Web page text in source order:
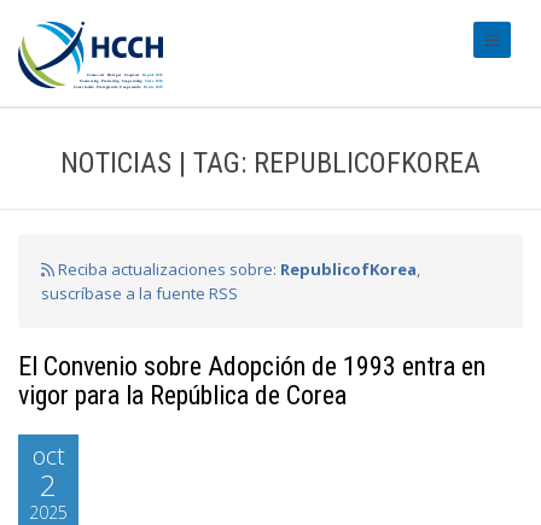
NOTICIAS | TAG: REPUBLICOFKOREA
Reciba actualizaciones sobre: RepublicofKorea,
suscríbase a la fuente RSS
El Convenio sobre Adopción de 1993 entra en
vigor para la República de Corea
oct
2
2025